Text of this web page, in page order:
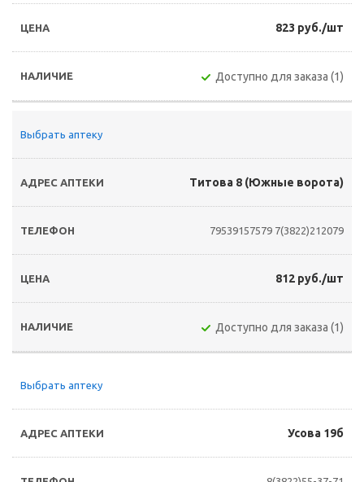
823 руб./шт
Доступно для заказа (1)
Выбрать аптеку
Титова 8 (Южные ворота)
79539157579 7(3822)212079
812 руб./шт
Доступно для заказа (1)
Выбрать аптеку
Усова 19б